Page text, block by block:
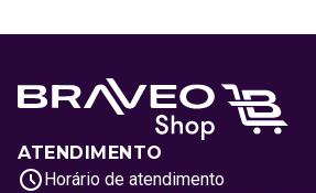
ATENDIMENTO
Horário de atendimento